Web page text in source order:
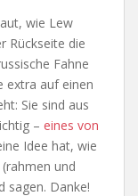
wie Lew
Rückseite die
Fahne
extra auf einen
Sie sind aus
– eines von
Idee hat, wie
und
sagen. Danke!